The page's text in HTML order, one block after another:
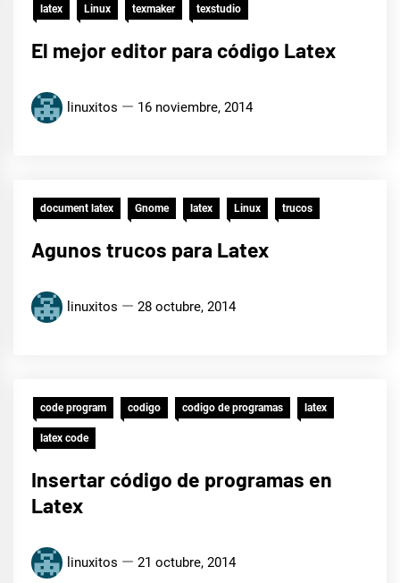
latex Linux texmaker texstudio
El mejor editor para código Latex
linuxitos 16 noviembre, 2014
document latex Gnome latex Linux trucos
Agunos trucos para Latex
linuxitos 28 octubre, 2014
code program codigo codigo de programas latex
latex code
Insertar código de programas en
Latex
linuxitos 21 octubre, 2014